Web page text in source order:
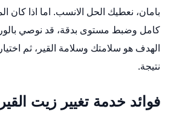
بامان، نعطيك الحل الانسب. اما اذا كان
كامل وضبط مستوى بدقة، قد نوصي
الهدف هو سلامتك وسلامة القير، ثم
نتيجة.
فوائد خدمة تغيير زيت